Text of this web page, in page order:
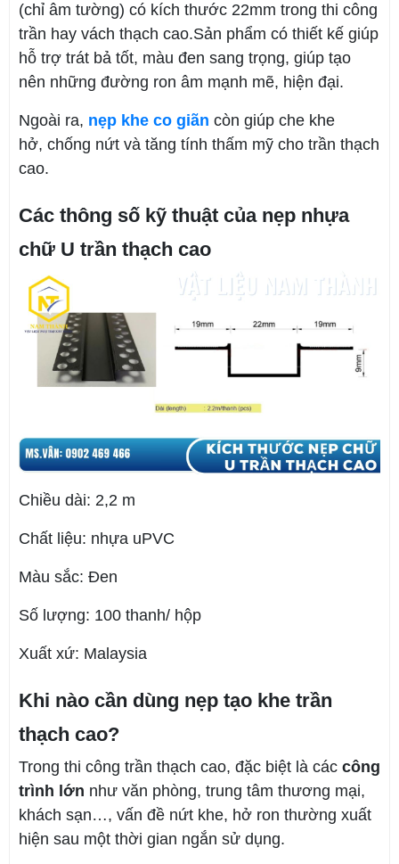
(chỉ âm tường) có kích thước 22mm trong thi công
trần hay vách thạch cao.Sản phẩm có thiết kế giúp
hỗ trợ trát bả tốt, màu đen sang trọng, giúp tạo
nên những đường ron âm mạnh mẽ, hiện đại.
Ngoài ra, nẹp khe co giãn còn giúp che khe
hở, chống nứt và tăng tính thấm mỹ cho trần thạch
cao.
Các thông số kỹ thuật của nẹp nhựa
chữ U trần thạch cao
Chiều dài: 2,2 m
Chất liệu: nhựa uPVC
Màu sắc: Đen
Số lượng: 100 thanh/ hộp
Xuất xứ: Malaysia
Khi nào cần dùng nẹp tạo khe trần
thạch cao?
Trong thi công trần thạch cao, đặc biệt là các công
trình lớn như văn phòng, trung tâm thương mại,
khách sạn…, vấn đề nứt khe, hở ron thường xuất
hiện sau một thời gian ngắn sử dụng.